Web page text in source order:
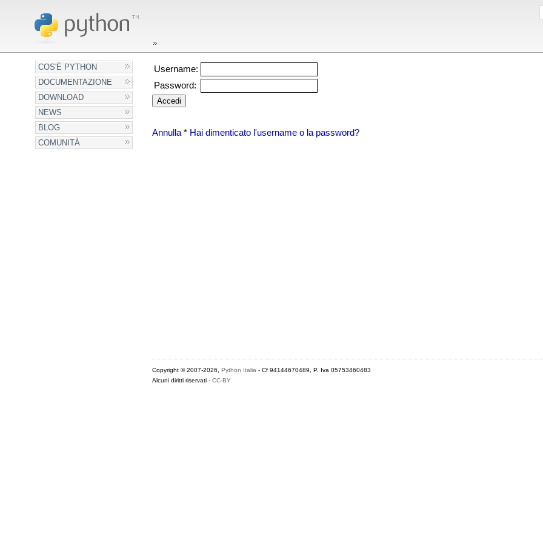
COS'È PYTHON
DOCUMENTAZIONE
DOWNLOAD
NEWS
BLOG
COMUNITÀ
Username:
Password:
Annulla* Hai dimenticato l'username o la password?
Copyright © 2007-2026, Python Italia - Cf 94144670489, P. Iva 05753460483
Alcuni diritti riservati - CC-BY